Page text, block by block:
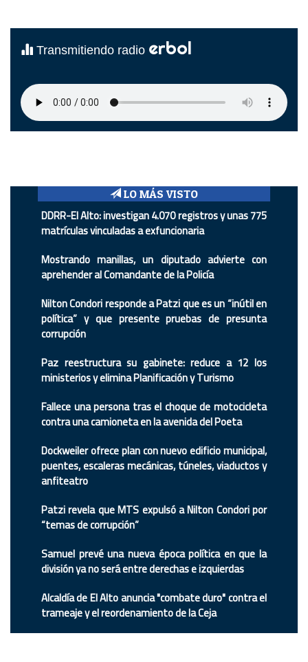
Transmitiendo radio erbol
LO MÁS VISTO
DDRR-El Alto: investigan 4.070 registros y unas 775
matrículas vinculadas a exfuncionaria
Mostrando manillas, un diputado advierte con
aprehender al Comandante de la Policía
Nilton Condori responde a Patzi que es un “inútil en
política” y que presente pruebas de presunta
corrupción
Paz reestructura su gabinete: reduce a 12 los
ministerios y elimina Planificación y Turismo
Fallece una persona tras el choque de motocicleta
contra una camioneta en la avenida del Poeta
Dockweiler ofrece plan con nuevo edificio municipal,
puentes, escaleras mecánicas, túneles, viaductos y
anfiteatro
Patzi revela que MTS expulsó a Nilton Condori por
“temas de corrupción”
Samuel prevé una nueva época política en que la
división ya no será entre derechas e izquierdas
Alcaldía de El Alto anuncia "combate duro" contra el
trameaje y el reordenamiento de la Ceja